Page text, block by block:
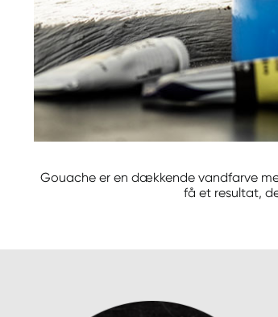
Gouache er en dækkende vandfarve
få et resultat,